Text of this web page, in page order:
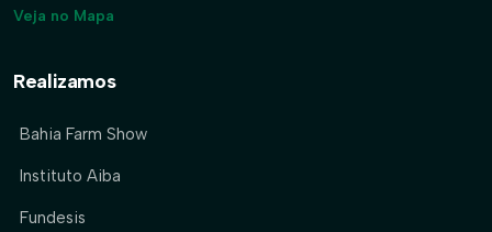
Veja no Mapa
Realizamos
Bahia Farm Show
Instituto Aiba
Fundesis